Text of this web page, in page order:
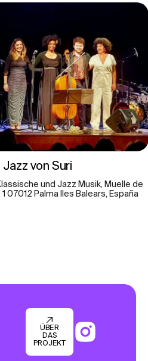
von Suri
und Jazz Musik, Muelle de
07012 Palma lles Balears, España
ÜBER
DAS
PROJEKT